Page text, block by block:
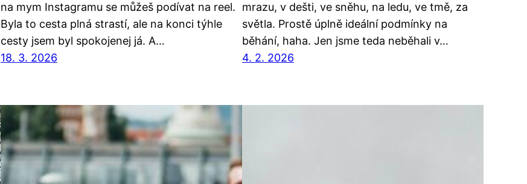
na mym Instagramu se můžeš podívat na reel.
Byla to cesta plná strastí, ale na konci týhle
cesty jsem byl spokojenej já. A…
18. 3. 2026
mrazu, v dešti, ve sněhu, na ledu, ve tmě, za
světla. Prostě úplně ideální podmínky na
běhání, haha. Jen jsme teda neběhali v…
4. 2. 2026